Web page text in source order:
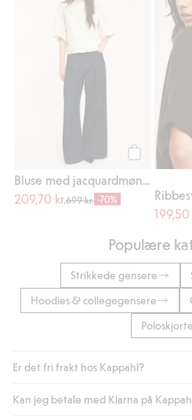
Legg til
209,70 kr.699 kr. -70%
199,50
Populære
Strikkede gensere
Hoodies & collegegensere
Er det fri frakt hos Kappahl?
Som medlem i Kappahl Club har
Kan jeg betale med Klarna på